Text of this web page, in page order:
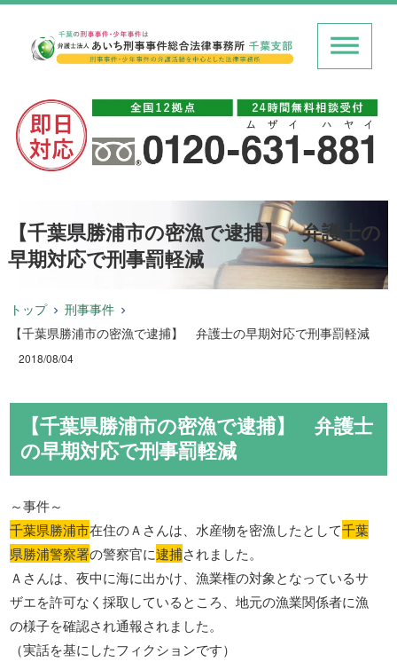
【千葉県勝浦市の密漁で逮捕】 弁護士の
早期対応で刑事罰軽減
トップ
刑事事件
【千葉県勝浦市の密漁で逮捕】 弁護士の早期対応で刑事罰軽減
2018/08/04
【千葉県勝浦市の密漁で逮捕】 弁護士
の早期対応で刑事罰軽減
～事件～
千葉県勝浦市在住のＡさんは、水産物を密漁したとして千葉
県勝浦警察署の警察官に逮捕されました。
Ａさんは、夜中に海に出かけ、漁業権の対象となっているサ
ザエを許可なく採取しているところ、地元の漁業関係者に漁
の様子を確認され通報されました。
（実話を基にしたフィクションです）